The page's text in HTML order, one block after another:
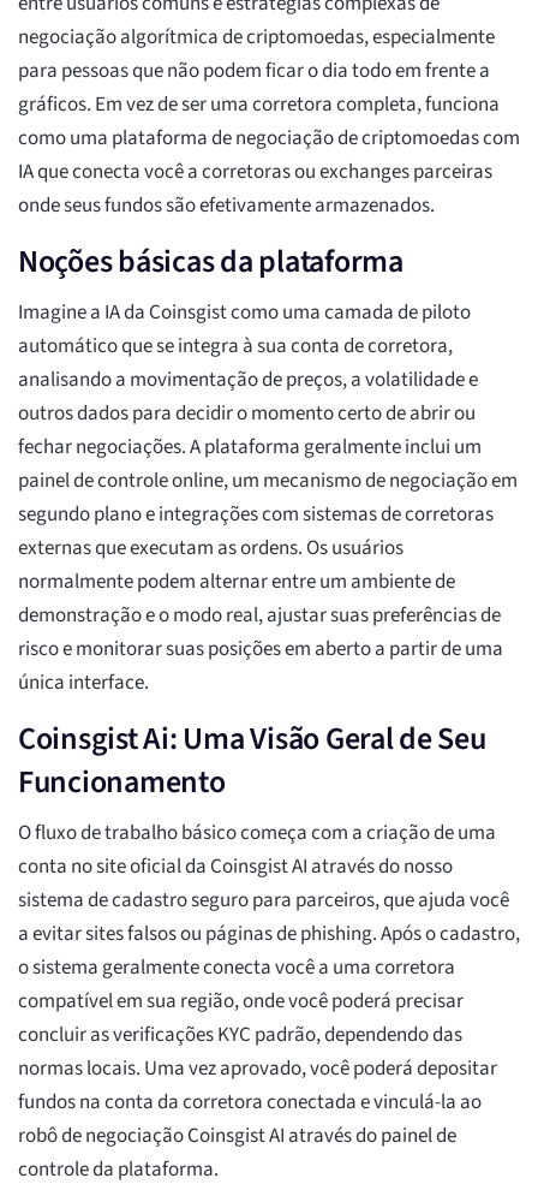
negociação algorítmica de criptomoedas, especialmente
para pessoas que não podem ficar o dia todo em frente a
gráficos. Em vez de ser uma corretora completa, funciona
como uma plataforma de negociação de criptomoedas com
IA que conecta você a corretoras ou exchanges parceiras
onde seus fundos são efetivamente armazenados.
Noções básicas da plataforma
Imagine a IA da Coinsgist como uma camada de piloto
automático que se integra à sua conta de corretora,
analisando a movimentação de preços, a volatilidade e
outros dados para decidir o momento certo de abrir ou
fechar negociações. A plataforma geralmente inclui um
painel de controle online, um mecanismo de negociação em
segundo plano e integrações com sistemas de corretoras
externas que executam as ordens. Os usuários
normalmente podem alternar entre um ambiente de
demonstração e o modo real, ajustar suas preferências de
risco e monitorar suas posições em aberto a partir de uma
única interface.
Coinsgist Ai: Uma Visão Geral de Seu
Funcionamento
O fluxo de trabalho básico começa com a criação de uma
conta no site oficial da Coinsgist AI através do nosso
sistema de cadastro seguro para parceiros, que ajuda você
a evitar sites falsos ou páginas de phishing. Após o cadastro,
o sistema geralmente conecta você a uma corretora
compatível em sua região, onde você poderá precisar
concluir as verificações KYC padrão, dependendo das
normas locais. Uma vez aprovado, você poderá depositar
fundos na conta da corretora conectada e vinculá-la ao
robô de negociação Coinsgist AI através do painel de
controle da plataforma.